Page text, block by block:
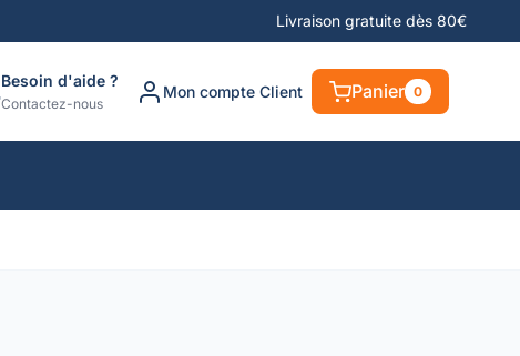
Livraison gratuite dès 80€
Besoin d'aide ?
Contactez-nous
Mon compte Client Panier 0